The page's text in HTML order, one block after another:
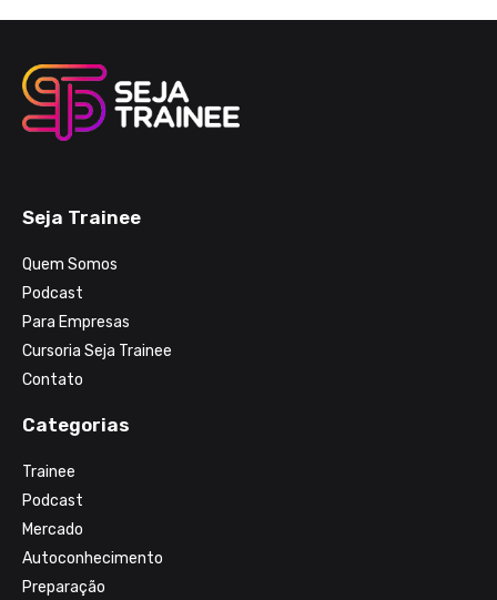
Seja Trainee
Quem Somos
Podcast
Para Empresas
Cursoria Seja Trainee
Contato
Categorias
Trainee
Podcast
Mercado
Autoconhecimento
Preparação